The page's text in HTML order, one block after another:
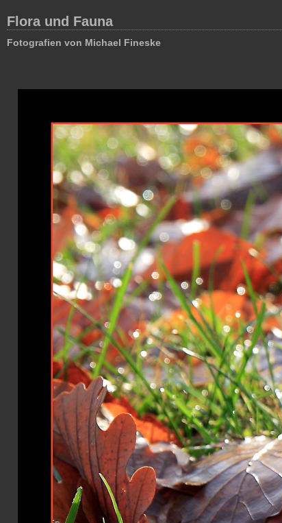
Flora und Fauna
Fotografien von Michael Fineske